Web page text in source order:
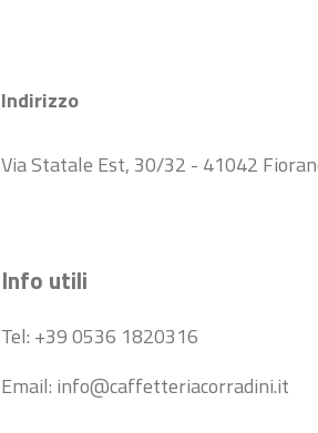
Indirizzo
Via Statale Est, 30/32 - 41042
Info utili
Tel: +39 0536 1820316
Email: info@caffetteriacorradini.it